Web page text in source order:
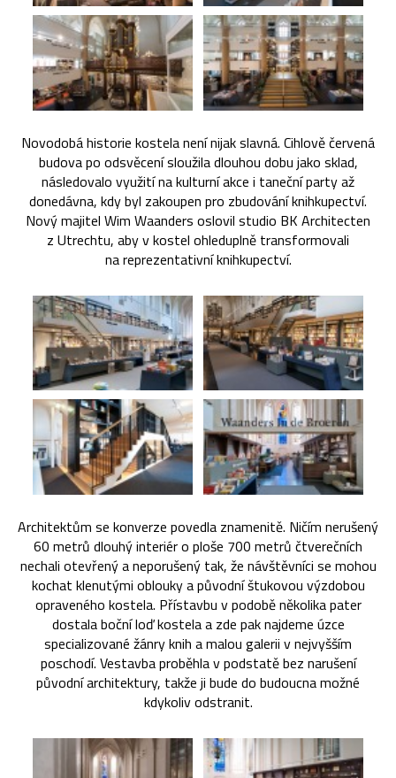
Novodobá historie kostela není nijak slavná. Cihlově červená
budova po odsvěcení sloužila dlouhou dobu jako sklad,
následovalo využití na kulturní akce i taneční party až
donedávna, kdy byl zakoupen pro zbudování knihkupectví.
Nový majitel Wim Waanders oslovil studio BK Architecten
z Utrechtu, aby v kostel ohleduplně transformovali
na reprezentativní knihkupectví.
Architektům se konverze povedla znamenitě. Ničím nerušený
60 metrů dlouhý interiér o ploše 700 metrů čtverečních
nechali otevřený a neporušený tak, že návštěvníci se mohou
kochat klenutými oblouky a původní štukovou výzdobou
opraveného kostela. Přístavbu v podobě několika pater
dostala boční loď kostela a zde pak najdeme úzce
specializované žánry knih a malou galerii v nejvyšším
poschodí. Vestavba proběhla v podstatě bez narušení
původní architektury, takže ji bude do budoucna možné
kdykoliv odstranit.